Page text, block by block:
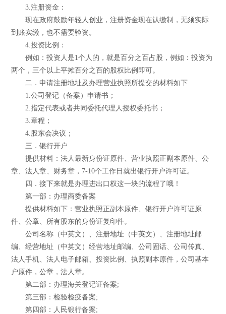
3.注册资金：
现在政府鼓励年轻人创业，注册资金现在认缴制，无须实际
到账实缴，也不需要验资。
4.投资比例：
例如：投资人是1个人的，就是百分之百占股，例如：投资为
两个，三个以上平摊百分之百的股权比例即可。
二．申请注册地址及办理营业执照所提交的材料如下
1.公司登记（备案）申请书；
2.指定代表或者共同委托代理人授权委托书；
3.章程；
4.股东会决议；
三．银行开户
提供材料：法人最新身份证原件、营业执照正副本原件、公
章、法人章、财务章，7-10个工作日就出银行开户许可证。
四．接下来就是办理进出口权这一块的流程了哦！
第一部：办理商委备案
提供材料如下：营业执照正副本原件、银行开户许可证原
件、公章、所有股东的身份证复印件。
公司名称（中英文）、注册地址（中英文）、注册地址邮
编、经营地址（中英文）经营地址邮编、公司固话、公司传真、
法人手机、法人电子邮箱、投资比例、执照副本原件，公司基本
户原件，公章，法人章。
第二部：办理海关登记证备案;
第三部：检验检疫备案;
第四部：人民银行备案;